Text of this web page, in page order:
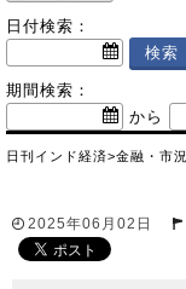
日付検索：
期間検索：
から
日刊インド経済>金融・市況
2025年06月02日